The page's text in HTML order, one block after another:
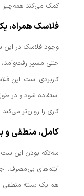
کمک می‌کند
فلاسک همراه،
وجود فلاسک در این
حتی مسیر
کاربردی است. این
استفاده شود و در
کاری را روان‌تر می‌کند.
کامل، منطقی و
سه‌تکه بودن این
آیتم‌های بی‌مصرف.
هم یک بسته منطقی